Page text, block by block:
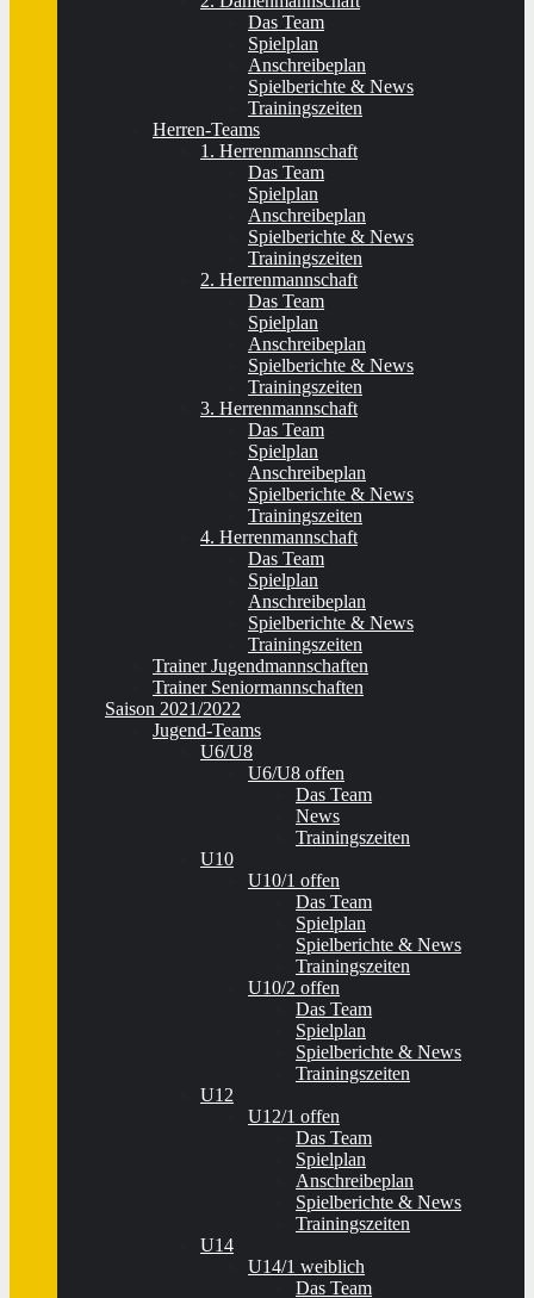
Das Team
Spielplan
Anschreibeplan
Spielberichte & News
Trainingszeiten
Herren-Teams
1. Herrenmannschaft
Das Team
Spielplan
Anschreibeplan
Spielberichte & News
Trainingszeiten
2. Herrenmannschaft
Das Team
Spielplan
Anschreibeplan
Spielberichte & News
Trainingszeiten
3. Herrenmannschaft
Das Team
Spielplan
Anschreibeplan
Spielberichte & News
Trainingszeiten
4. Herrenmannschaft
Das Team
Spielplan
Anschreibeplan
Spielberichte & News
Trainingszeiten
Trainer Jugendmannschaften
Trainer Seniormannschaften
Saison 2021/2022
Jugend-Teams
U6/U8
U6/U8 offen
Das Team
News
Trainingszeiten
U10
U10/1 offen
Das Team
Spielplan
Spielberichte & News
Trainingszeiten
U10/2 offen
Das Team
Spielplan
Spielberichte & News
Trainingszeiten
U12
U12/1 offen
Das Team
Spielplan
Anschreibeplan
Spielberichte & News
Trainingszeiten
U14
U14/1 weiblich
Das Team